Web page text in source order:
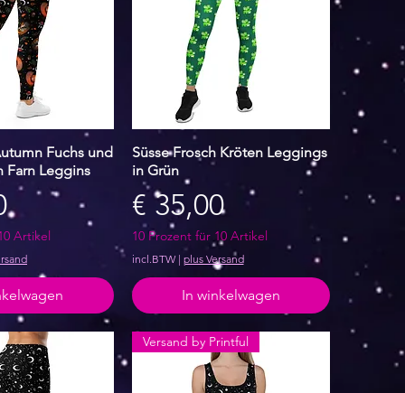
overzichtFuchs und
Farn Leggins
Artikel
Snel overzicht
Süsse Frosch Kröten Leggings
in Grün
Prijs
€ 35,00
10 Prozent für 10 Artikel
incl.BTW | plus Versand
In winkelwagen
Versand by Printful